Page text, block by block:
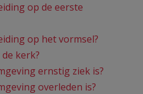
op de eerste
op het vormsel?
kerk?
ernstig ziek is?
overleden is?